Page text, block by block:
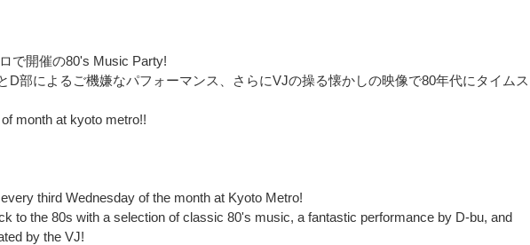
で開催の80's Music Party!
D部によるご機嫌なパフォーマンス、さらにVJの操る懐かしの映像で80年代にタイムス
month at kyoto metro!!
third Wednesday of the month at Kyoto Metro!
to the 80s with a selection of classic 80's music, a fantastic performance by D-bu, and
by the VJ!